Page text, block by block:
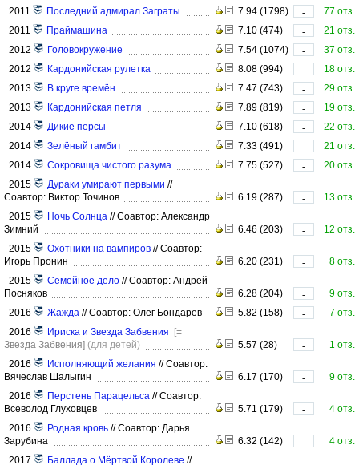
2011
Последний адмирал Заграты 7.94 (1798) -
77 отз.
2011
Праймашина 7.10 (474) -
21 отз.
2012
Головокружение 7.54 (1074) -
37 отз.
2012
Кардонийская рулетка 8.08 (994) -
18 отз.
2013
В круге времён 7.47 (743) -
29 отз.
2013
Кардонийская петля 7.89 (819) -
19 отз.
2014
Дикие персы 7.10 (618) -
22 отз.
2014
Зелёный гамбит 7.33 (491) -
21 отз.
2014
Сокровища чистого разума 7.75 (527) -
20 отз.
2015
Дураки умирают первыми //
Соавтор: Виктор Точинов
6.19 (287) -
13 отз.
2015
Ночь Солнца //Соавтор: Александр
Зимний
6.46 (203) -
12 отз.
2015
Охотники на вампиров //Соавтор:
Игорь Пронин
6.20 (231) -
8 отз.
2015
Семейное дело //Соавтор: Андрей
Посняков
6.28 (204) -
9 отз.
2016
Жажда //Соавтор: Олег Бондарев 5.82 (158) -
7 отз.
2016
Ириска и Звезда Забвения
[=
Звезда Забвения] (для детей) 5.57 (28) -
1 отз.
2016
Исполняющий желания //Соавтор:
Вячеслав Шалыгин
6.17 (170) -
9 отз.
2016
Перстень Парацельса //Соавтор:
Всеволод Глуховцев
5.71 (179) -
4 отз.
2016
Родная кровь //Соавтор: Дарья
Зарубина
6.32 (142) -
4 отз.
2017
Баллада о Мёртвой Королеве //